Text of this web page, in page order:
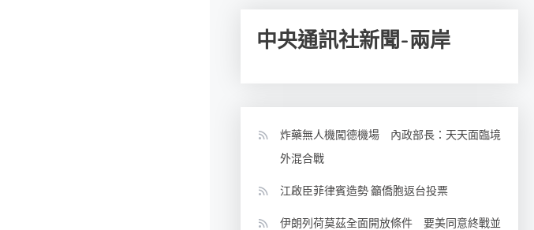
中央通訊社新聞-兩岸
炸藥無人機闖德機場 內政部長：天天面臨境
外混合戰
江啟臣菲律賓造勢 籲僑胞返台投票
伊朗列荷莫茲全面開放條件 要美同意終戰並